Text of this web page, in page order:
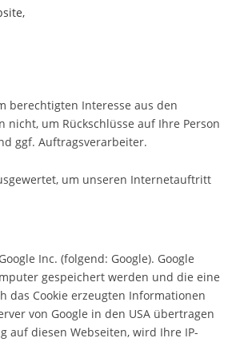
berechtigten Interesse aus den
um Rückschlüsse auf Ihre Person
ggf. Auftragsverarbeiter.
um unseren Internetauftritt
Inc. (folgend: Google). Google
gespeichert werden und die eine
das Cookie erzeugten Informationen
von Google in den USA übertragen
auf diesen Webseiten, wird Ihre IP-